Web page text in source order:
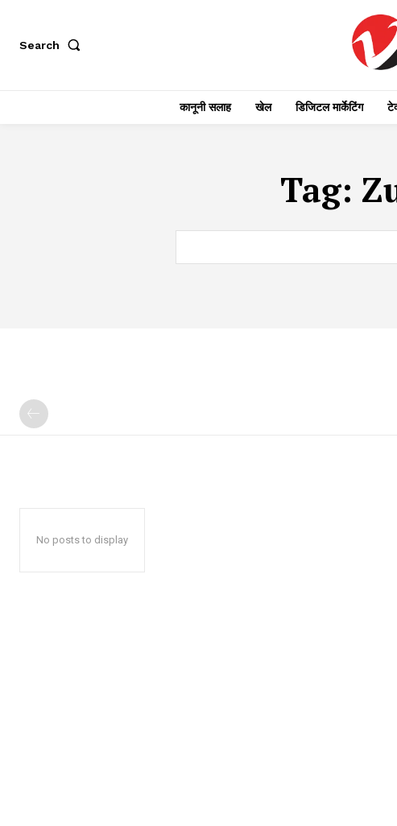
Search
कानूनी सलाह खेल डिजिटल मार्केटिंग
Tag:
No posts to display